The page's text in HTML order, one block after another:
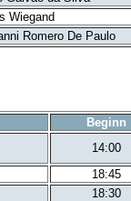
Wiegand
Romero De Paulo
Beginn
14:00
18:45
18:30